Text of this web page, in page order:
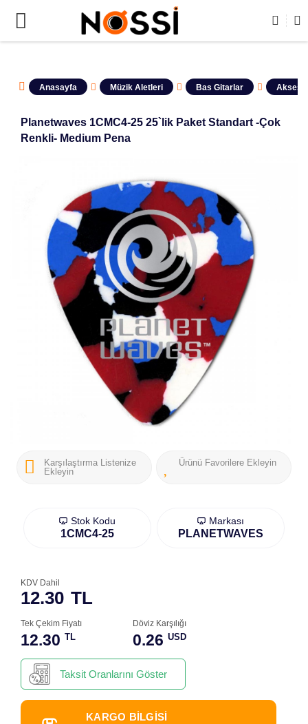
ÜRÜNLERİN TAMAMI DEMODUR SATIŞA KAPALIDIR !
Anasayfa Müzik Aletleri Bas Gitarlar
Planetwaves 1CMC4-25 25`lik Paket Standart -Çok
Renkli- Medium Pena
Karşılaştırma Listenize
Ekleyin
Ürünü Favorilere Ekleyin
Stok Kodu
1CMC4-25
Markası
PLANETWAVES
12.30 TL
KDV Dahil
Tek Çekim Fiyatı
12.30 TL
Döviz Karşılığı
0.26 USD
Taksit Oranlarını Göster
KARGO BİLGİSİ